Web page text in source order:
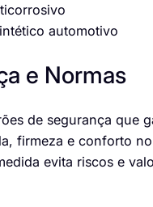
automotivo
e Normas
de segurança que
firmeza e conforto
evita riscos e